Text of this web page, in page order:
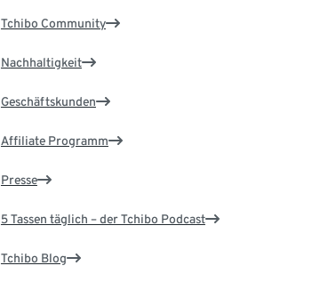
Tchibo Community
Nachhaltigkeit
Geschäftskunden
Affiliate Programm
Presse
5 Tassen täglich – der Tchibo Podcast
Tchibo Blog